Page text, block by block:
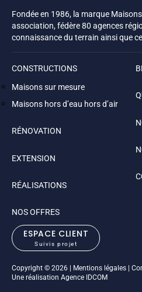
Fondée en 1986, la marque
association, fédère 80 agences
connaissance du terrain ainsi que
CONSTRUCTIONS
Maisons sur mesure
Maisons hors d’eau hors d’air
RÉNOVATION
EXTENSION
RÉALISATIONS
NOS OFFRES
ESPACE CLIENT
Suivis projet
Copyright © 2026 Mentions légales
Une réalisation Agence IDCOM